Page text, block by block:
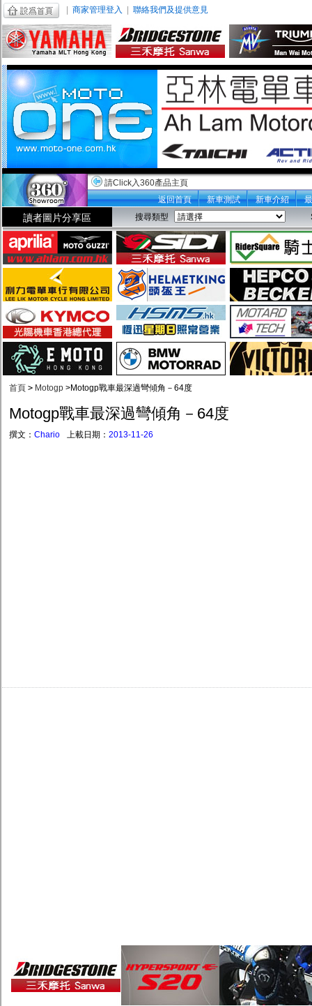
商家管理登入 聯絡我們及提供意見
請Click入360產品主頁
返回首頁
新車測試 新車介紹
讀者圖片分享區 搜尋類型
首頁 > Motogp >Motogp戰車最深過彎傾角－64度
Motogp戰車最深過彎傾角－64度
撰文： Chario 上載日期： 2013-11-26